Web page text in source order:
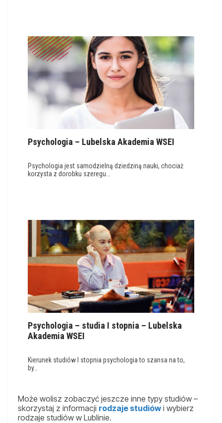
Psychologia – Lubelska Akademia WSEI
Psychologia jest samodzielną dziedziną nauki, chociaż
korzysta z dorobku szeregu…
Psychologia – studia I stopnia – Lubelska
Akademia WSEI
Kierunek studiów I stopnia psychologia to szansa na to,
by…
Może wolisz zobaczyć jeszcze inne typy studiów –
skorzystaj z informacji rodzaje studiów i wybierz
rodzaje studiów w Lublinie.